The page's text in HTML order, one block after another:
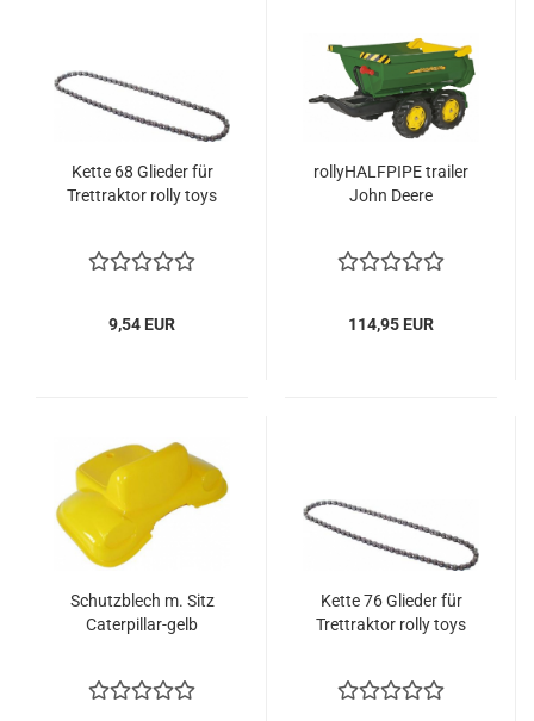
Kette 68 Glieder für
Trettraktor rolly toys
9,54 EUR
rollyHALFPIPE trailer
John Deere
114,95 EUR
Schutzblech m. Sitz
Caterpillar-gelb
Kette 76 Glieder für
Trettraktor rolly toys